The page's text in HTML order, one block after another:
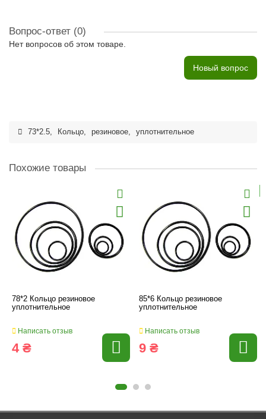
Вопрос-ответ (0)
Нет вопросов об этом товаре.
Новый вопрос
73*2.5, Кольцо, резиновое, уплотнительное
Похожие товары
78*2 Кольцо резиновое
уплотнительное
Написать отзыв
4 ₴
85*6 Кольцо резиновое
уплотнительное
Написать отзыв
9 ₴